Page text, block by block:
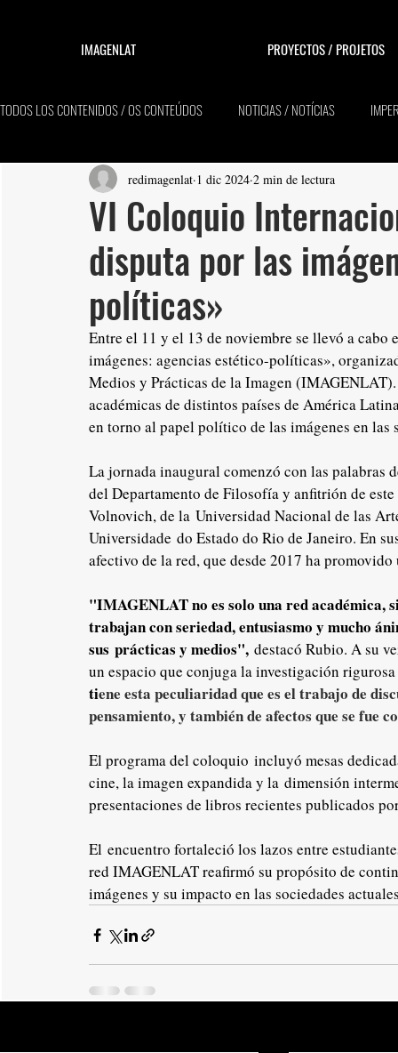
IMAGENLAT PROYECTOS / PROJETOS
TODOS LOS CONTENIDOS / OS CONTEÚDOS NOTICIAS / NOTÍCIAS
VI Coloquio
disputa por las
políticas»
redimagenlat 1 dic 2024 2 min de lectura
Entre el 11 y el 13 de noviembre se llevó a
imágenes: agencias estético-políticas»,
Medios y Prácticas de la Imagen
académicas de distintos países de América
en torno al papel político de las imágenes en las
La jornada inaugural comenzó con las palabras
del Departamento de Filosofía y anfitrión de
Volnovich, de la Universidad Nacional de las
Universidade do Estado do Rio de Janeiro. En
afectivo de la red, que desde 2017 ha
"IMAGENLAT no es solo una red académica,
trabajan con seriedad, entusiasmo y mucho
sus prácticas y medios", destacó Rubio. A su
un espacio que conjuga la investigación
tiene esta peculiaridad que es el trabajo de
pensamiento, y también de afectos que se fue
El programa del coloquio incluyó mesas
cine, la imagen expandida y la dimensión
presentaciones de libros recientes publicados
El encuentro fortaleció los lazos entre
red IMAGENLAT reafirmó su propósito de
imágenes y su impacto en las sociedades